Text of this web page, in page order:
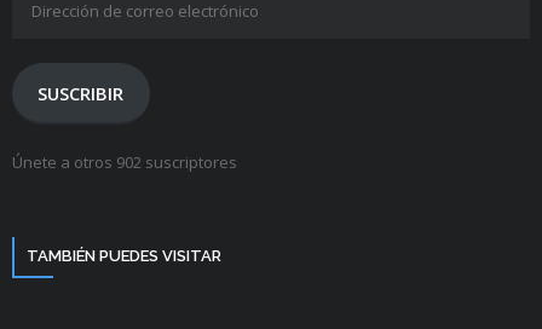
electrónico
SUSCRIBIR
Únete a otros 902 suscriptores
TAMBIÉN PUEDES VISITAR